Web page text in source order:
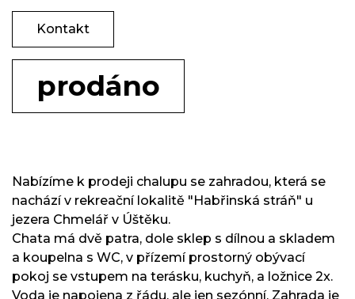
Kontakt
prodáno
Nabízíme k prodeji chalupu se zahradou, která se
nachází v rekreační lokalitě "Habřinská stráň" u
jezera Chmelář v Úštěku.
Chata má dvě patra, dole sklep s dílnou a skladem
a koupelna s WC, v přízemí prostorný obývací
pokoj se vstupem na terásku, kuchyň, a ložnice 2x.
Voda je napojena z řádu, ale jen sezónní. Zahrada je